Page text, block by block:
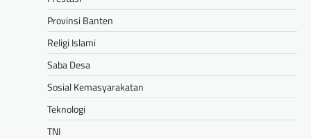
Provinsi Banten
Religi Islami
Saba Desa
Sosial Kemasyarakatan
Teknologi
TNI